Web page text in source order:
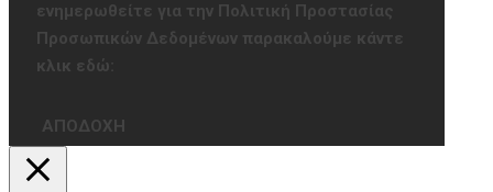
ενημερωθείτε για την Πολιτική Προστασίας
Προσωπικών Δεδομένων παρακαλούμε κάντε
κλικ εδώ:
ΑΠΟΔΟΧΗ